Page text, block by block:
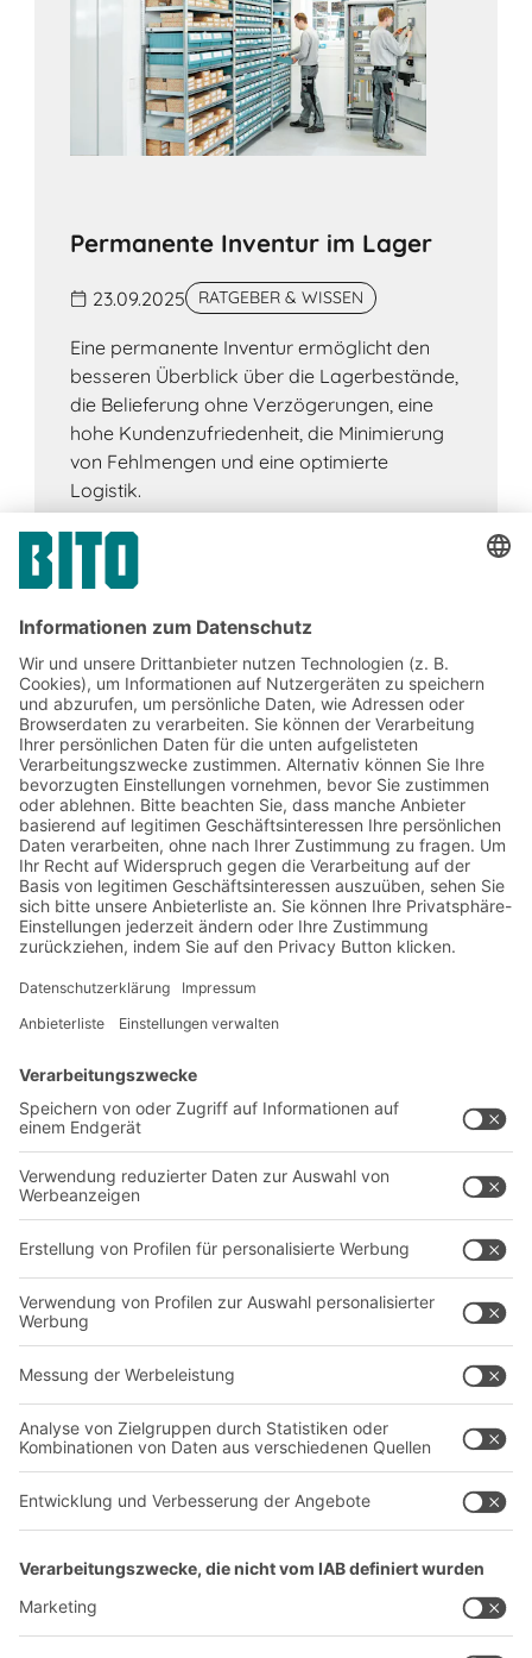
Permanente Inventur im Lager
23.09.2025 RATGEBER & WISSEN
Eine permanente Inventur ermöglicht den
besseren Überblick über die Lagerbestände,
die Belieferung ohne Verzögerungen, eine
hohe Kundenzufriedenheit, die Minimierung
von Fehlmengen und eine optimierte
Logistik.
Jetzt beim BITO Newsletter
anmelden:
Lager- & Logistiknews
Exklusive Rabatte
Neuheiten
Newsletter abonnieren
Lösungen
Intralogistiklösungen
Behältersysteme
Regalsysteme
Transportsysteme
Dienstleistungen
Kontaktformular
Unternehmen
Über uns
Produktionsstandorte
Karriere
Follow us
YOUR LIFE.